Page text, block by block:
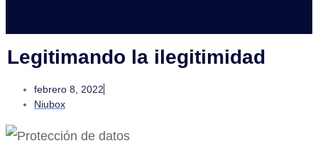
Legitimando la ilegitimidad
febrero 8, 2022
Niubox